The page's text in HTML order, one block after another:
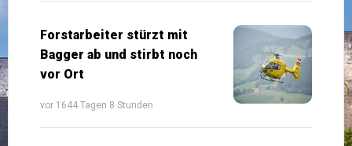
Forstarbeiter stürzt mit
Bagger ab und stirbt noch
vor Ort
vor 1644 Tagen 8 Stunden